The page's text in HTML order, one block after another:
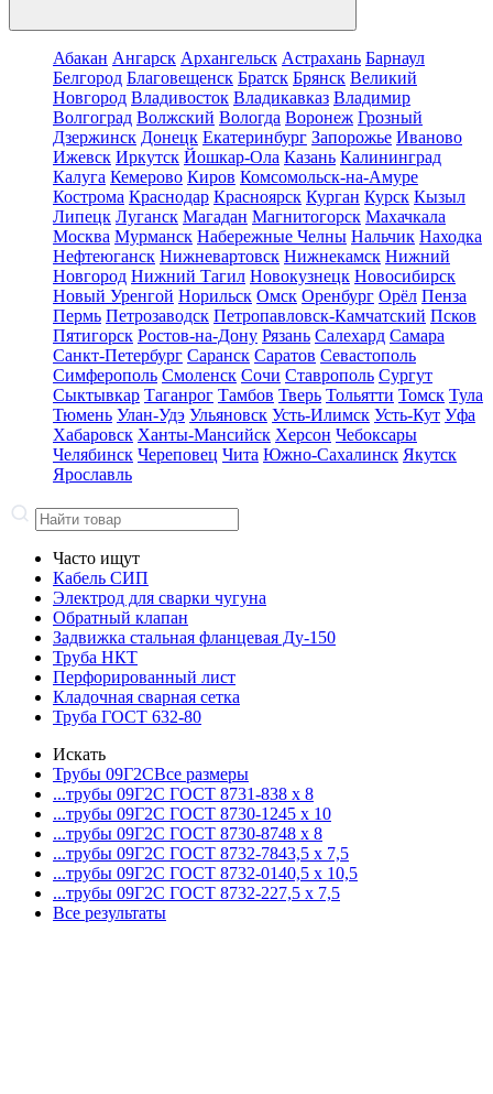
Абакан Ангарск Архангельск Астрахань Барнаул
Белгород Благовещенск Братск Брянск Великий
Новгород Владивосток Владикавказ Владимир
Волгоград Волжский Вологда Воронеж Грозный
Дзержинск Донецк Екатеринбург Запорожье Иваново
Ижевск Иркутск Йошкар-Ола Казань Калининград
Калуга Кемерово Киров Комсомольск-на-Амуре
Кострома Краснодар Красноярск Курган Курск Кызыл
Липецк Луганск Магадан Магнитогорск Махачкала
Москва Мурманск Набережные Челны Нальчик Находка
Нефтеюганск Нижневартовск Нижнекамск Нижний
Новгород Нижний Тагил Новокузнецк Новосибирск
Новый Уренгой Норильск Омск Оренбург Орёл Пенза
Пермь Петрозаводск Петропавловск-Камчатский Псков
Пятигорск Ростов-на-Дону Рязань Салехард Самара
Санкт-Петербург Саранск Саратов Севастополь
Симферополь Смоленск Сочи Ставрополь Сургут
Сыктывкар Таганрог Тамбов Тверь Тольятти Томск Тула
Тюмень Улан-Удэ Ульяновск Усть-Илимск Усть-Кут Уфа
Хабаровск Ханты-Мансийск Херсон Чебоксары
Челябинск Череповец Чита Южно-Сахалинск Якутск
Ярославль
Часто ищут
Кабель СИП
Электрод для сварки чугуна
Обратный клапан
Задвижка стальная фланцевая Ду-150
Труба НКТ
Перфорированный лист
Кладочная сварная сетка
Труба ГОСТ 632-80
Искать
Трубы 09Г2СВсе размеры
...трубы 09Г2С ГОСТ 8731-838 x 8
...трубы 09Г2С ГОСТ 8730-1245 x 10
...трубы 09Г2С ГОСТ 8730-8748 x 8
...трубы 09Г2С ГОСТ 8732-7843,5 x 7,5
...трубы 09Г2С ГОСТ 8732-0140,5 x 10,5
...трубы 09Г2С ГОСТ 8732-227,5 x 7,5
Все результаты